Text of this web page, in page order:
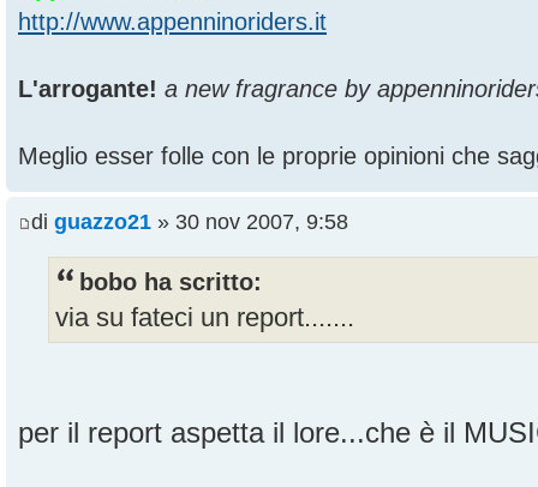
http://www.appenninoriders.it
L'arrogante! a new fragrance by
Meglio esser folle con le proprie opinioni che
di guazzo21 » 30 nov 2007, 9:58
bobo ha scritto:
via su fateci un report.......
per il report aspetta il lore...che è il